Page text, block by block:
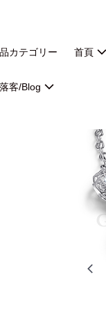
カテゴリー 首頁
客/Blog